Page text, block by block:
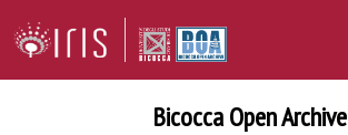
Bicocca Open Archive